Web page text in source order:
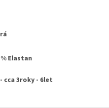
Elastan
cca 3roky - 6let